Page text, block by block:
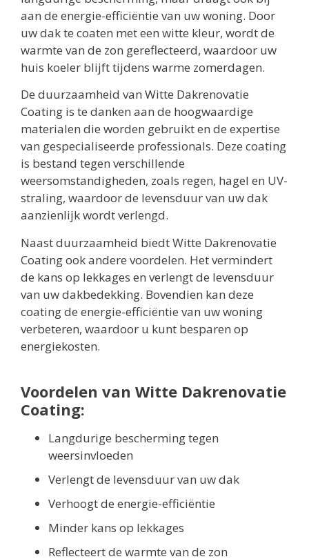
aan de energie-efficiëntie van uw woning. Door
uw dak te coaten met een witte kleur, wordt de
warmte van de zon gereflecteerd, waardoor uw
huis koeler blijft tijdens warme zomerdagen.
De duurzaamheid van Witte Dakrenovatie
Coating is te danken aan de hoogwaardige
materialen die worden gebruikt en de expertise
van gespecialiseerde professionals. Deze coating
is bestand tegen verschillende
weersomstandigheden, zoals regen, hagel en UV-
straling, waardoor de levensduur van uw dak
aanzienlijk wordt verlengd.
Naast duurzaamheid biedt Witte Dakrenovatie
Coating ook andere voordelen. Het vermindert
de kans op lekkages en verlengt de levensduur
van uw dakbedekking. Bovendien kan deze
coating de energie-efficiëntie van uw woning
verbeteren, waardoor u kunt besparen op
energiekosten.
Voordelen van Witte Dakrenovatie
Coating:
Langdurige bescherming tegen
weersinvloeden
Verlengt de levensduur van uw dak
Verhoogt de energie-efficiëntie
Minder kans op lekkages
Reflecteert de warmte van de zon